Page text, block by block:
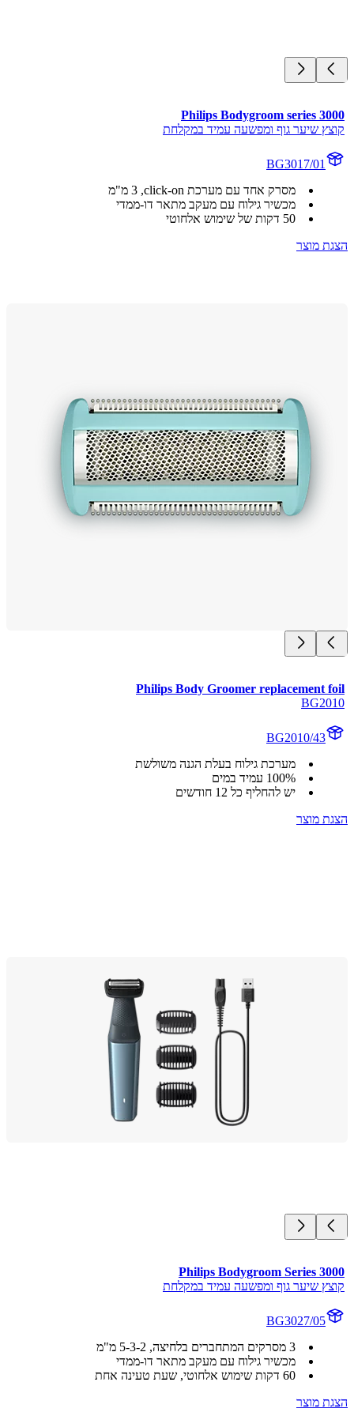
Philips Bodygroom series
שיער גוף ומפשעה עמיד במקלחת
BG3017/01
מסרק אחד עם מערכת click-on, ‏3 מ"מ
מכשיר גילוח עם מעקב מתאר דו-ממדי
50 דקות של שימוש אלחוטי
מוצר
Philips Body Groomer replacement
BG2010/43
מערכת גילוח בעלת הגנה משולשת
‎100% עמיד במים
יש להחליף כל 12 חודשים
מוצר
Philips Bodygroom Series
שיער גוף ומפשעה עמיד במקלחת
BG3027/05
מכשיר גילוח עם מעקב מתאר דו-ממדי
60 דקות שימוש אלחוטי, שעת טעינה אחת
מוצר